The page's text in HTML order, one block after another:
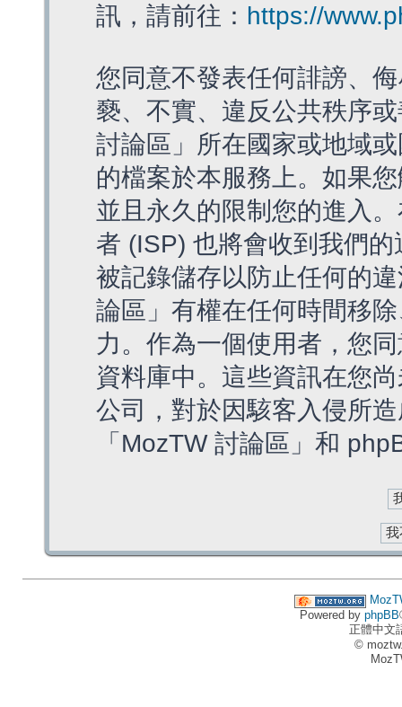
訊，請前往： https://
您同意不發表任何誹謗、
褻、不實、違反公共秩序
討論區」所在國家或地域
的檔案於本服務上。如果
並且永久的限制您的進入
者 (ISP) 也將會收到我們
被記錄儲存以防止任何的
論區」有權在任何時間移
力。作為一個使用者，您
資料庫中。這些資訊在您
公司，對於因駭客入侵所
「MozTW 討論區」和
Powered by phpBB
正體中文
©